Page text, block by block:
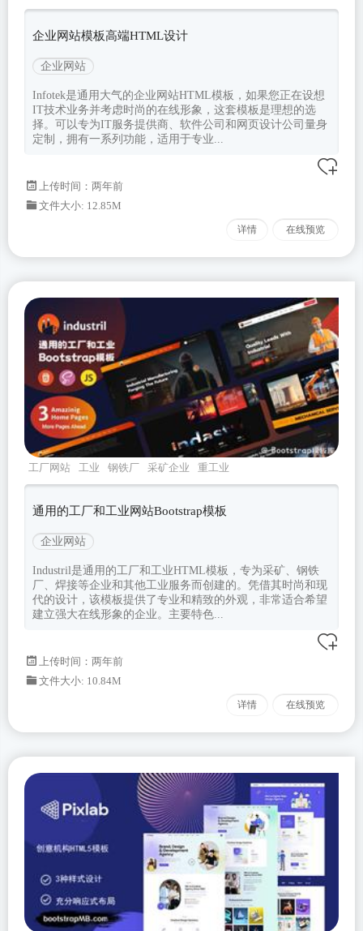
公司
企业网站模板高端HTML设计
企业网站
Infotek是通用大气的企业网站HTML模板，如果您正在设想
IT技术业务并考虑时尚的在线形象，这套模板是理想的选
择。可以专为IT服务提供商、软件公司和网页设计公司量身
定制，拥有一系列功能，适用于专业...
上传时间：两年前
文件大小: 12.85M
详情 在线预览
工厂网站 工业 钢铁厂 采矿企业 重工业
通用的工厂和工业网站Bootstrap模板
企业网站
Industril是通用的工厂和工业HTML模板，专为采矿、钢铁
厂、焊接等企业和其他工业服务而创建的。凭借其时尚和现
代的设计，该模板提供了专业和精致的外观，非常适合希望
建立强大在线形象的企业。主要特色...
上传时间：两年前
文件大小: 10.84M
详情 在线预览